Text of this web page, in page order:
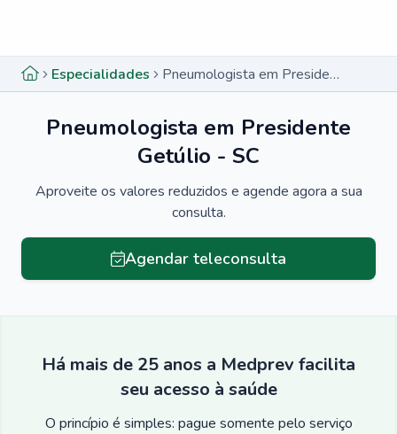
Especialidades Pneumologista em Presidente Getúlio - SC
Pneumologista em Presidente
Getúlio - SC
Aproveite os valores reduzidos e agende agora a sua
consulta.
Agendar teleconsulta
Há mais de 25 anos a Medprev facilita
seu acesso à saúde
O princípio é simples: pague somente pelo serviço